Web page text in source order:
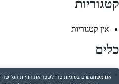
קטגוריות
אין קטגוריות
כלים
התחבר
אנו משתמשים בעוגיות כדי לשפר את חוויית